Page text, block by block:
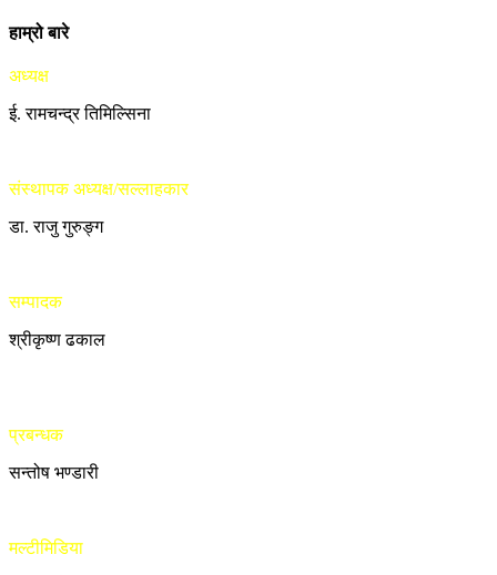
हाम्रो बारे
अध्यक्ष
ई. रामचन्द्र तिमिल्सिना
संस्थापक अध्यक्ष/सल्लाहकार
डा. राजु गुरुङ्ग
सम्पादक
श्रीकृष्ण ढकाल
प्रबन्धक
सन्तोष भण्डारी
मल्टीमिडिया